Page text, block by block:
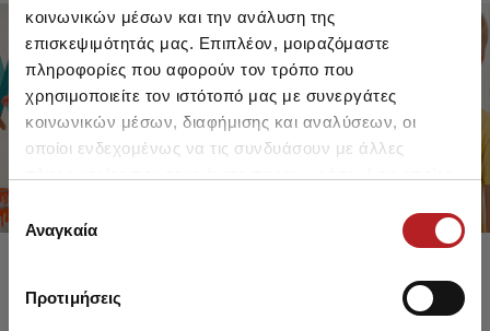
κοινωνικών μέσων και την ανάλυση της
επισκεψιμότητάς μας. Επιπλέον, μοιραζόμαστε
πληροφορίες που αφορούν τον τρόπο που
χρησιμοποιείτε τον ιστότοπό μας με συνεργάτες
κοινωνικών μέσων, διαφήμισης και αναλύσεων, οι
οποίοι ενδεχομένως να τις συνδυάσουν με άλλες
των υπηρεσιών τους.
Επιλογή
συγκατάθεσης
Αναγκαία
Προτιμήσεις
FOR GIRLS
UP TO -30%
SHOP SALE
FOR BOYS
UP TO -30%
SHOP SALE